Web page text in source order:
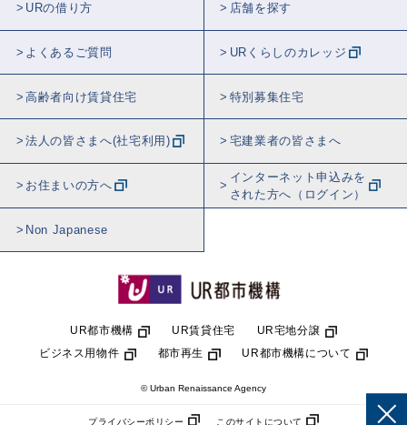
URの借り方 店舗を探す
よくあるご質問 URくらしのカレッジ
高齢者向け賃貸住宅 特別募集住宅
法人の皆さまへ(社宅利用) 宅建業者の皆さまへ
お住まいの方へ
インターネット申込みを
された方へ（ログイン）
Non Japanese
UR都市機構 UR賃貸住宅
UR宅地分譲
ビジネス用物件
都市再生 UR都市機構について
© Urban Renaissance Agency
プライバシーポリシー このサイトについて